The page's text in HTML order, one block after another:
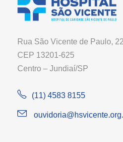
Rua São Vicente de Paulo,
CEP 13201-625
Centro – Jundiaí/SP
(11) 4583 8155